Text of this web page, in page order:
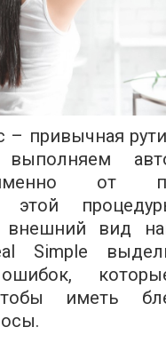
привычная
от
этой
внешний вид
Simple
иметь